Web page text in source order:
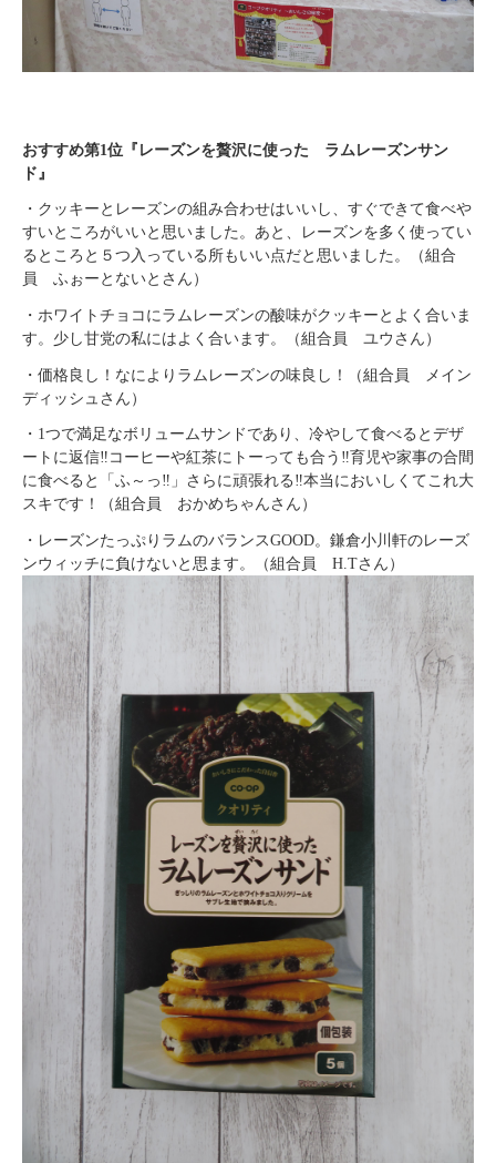
おすすめ第1位『レーズンを贅沢に使った ラムレーズンサン
ド』
・ クッキーとレーズンの組み合わせはいいし、すぐできて食べや
すいところがいいと思いました。あと、レーズンを多く使ってい
るところと５つ入っている所もいい点だと思いました。（組合
員 ふぉーとないとさん）
・ ホワイトチョコにラムレーズンの酸味がクッキーとよく合いま
す。少し甘党の私にはよく合います。（組合員 ユウさん）
・ 価格良し！なによりラムレーズンの味良し！（組合員 メイン
ディッシュさん）
・ 1つで満足なボリュームサンドであり、冷やして食べるとデザ
ートに返信‼コーヒーや紅茶にトーっても合う‼育児や家事の合間
に食べると「ふ～っ‼」さらに頑張れる‼本当においしくてこれ大
スキです！（組合員 おかめちゃんさん）
・ レーズンたっぷりラムのバランスGOOD。鎌倉小川軒のレーズ
ンウィッチに負けないと思ます。
（組合員 H.Tさん）